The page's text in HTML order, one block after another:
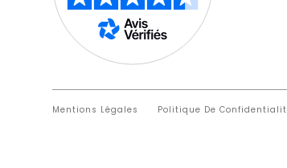
Mentions Légales Politique De